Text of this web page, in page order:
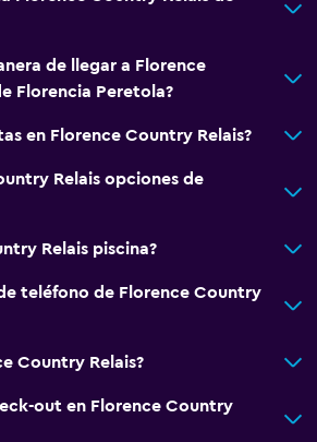
bajo consulta (pueden aplicar cargos
por escaleras
de llegar a Florence
Florencia Peretola?
en Florence Country Relais?
Relais opciones de
Relais piscina?
teléfono de Florence Country
Country Relais?
out en Florence Country